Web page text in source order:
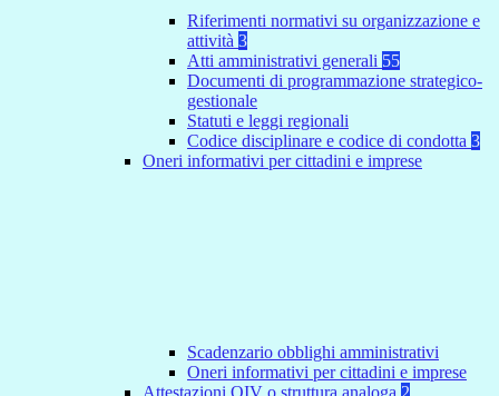
Riferimenti normativi su organizzazione e
attività 3
Atti amministrativi generali 55
Documenti di programmazione strategico-
gestionale
Statuti e leggi regionali
Codice disciplinare e codice di condotta 3
Oneri informativi per cittadini e imprese
Scadenzario obblighi amministrativi
Oneri informativi per cittadini e imprese